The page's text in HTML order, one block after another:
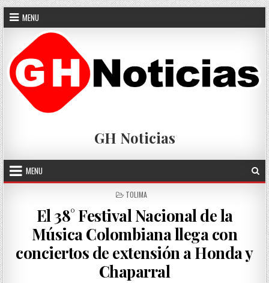
Skip
to
content
MENU
GH Noticias
MENU
POSTED
TOLIMA
El 38° Festival Nacional de la
Música Colombiana llega con
conciertos de extensión a Honda y
Chaparral